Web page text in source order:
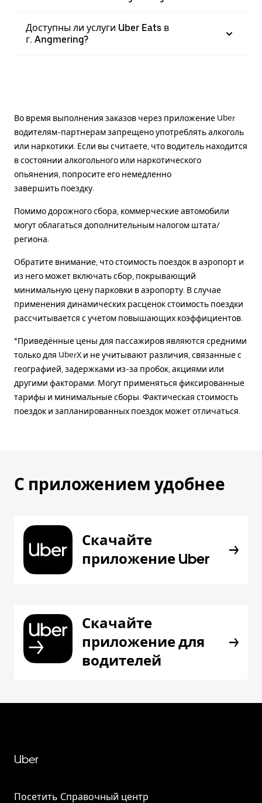
Доступны ли услуги Uber Eats в
г. Angmering?
Во время выполнения заказов через приложение Uber
водителям-партнерам запрещено употреблять алкоголь
или наркотики. Если вы считаете, что водитель находится
в состоянии алкогольного или наркотического
опьянения, попросите его немедленно
завершить поездку.
Помимо дорожного сбора, коммерческие автомобили
могут облагаться дополнительным налогом штата/
региона.
Обратите внимание, что стоимость поездок в аэропорт и
из него может включать сбор, покрывающий
минимальную цену парковки в аэропорту. В случае
применения динамических расценок стоимость поездки
рассчитывается с учетом повышающих коэффициентов.
*Приведённые цены для пассажиров являются средними
только для UberX и не учитывают различия, связанные с
географией, задержками из-за пробок, акциями или
другими факторами. Могут применяться фиксированные
тарифы и минимальные сборы. Фактическая стоимость
поездок и запланированных поездок может отличаться.
С приложением удобнее
Скачайте
приложение Uber
Скачайте
приложение для
водителей
Uber
Посетить Справочный центр